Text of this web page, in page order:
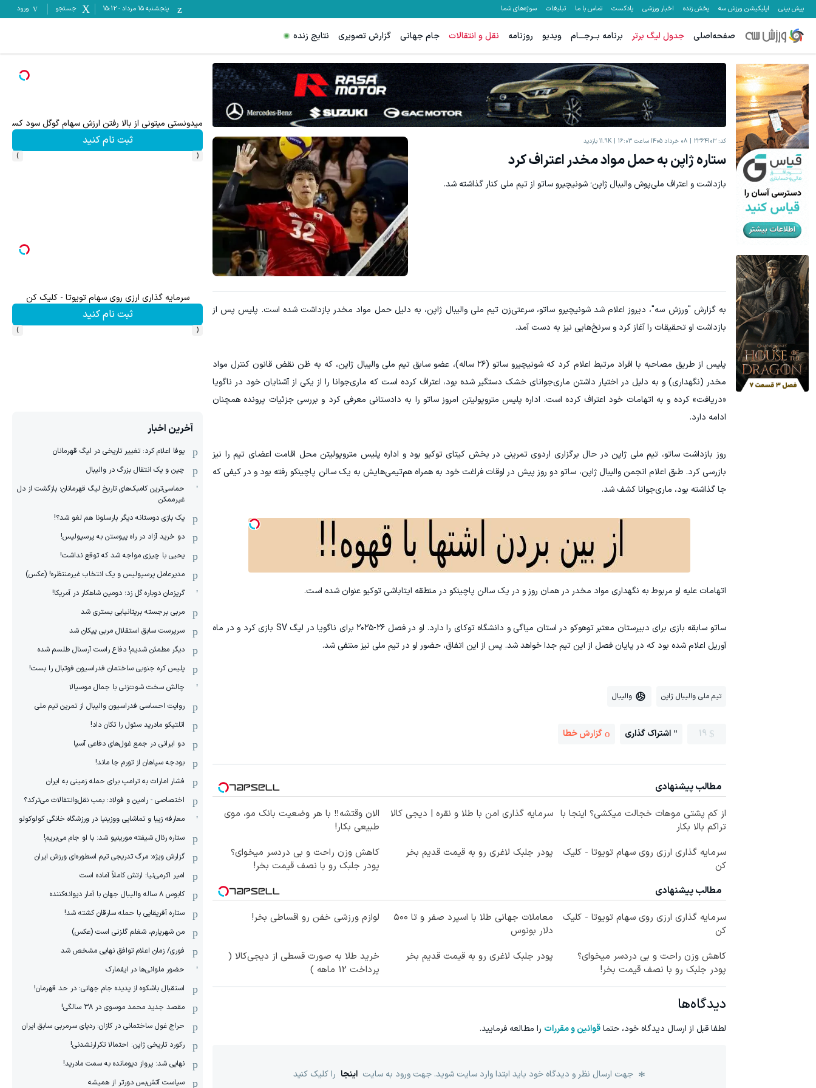
پیش بینی اپلیکیشن ورزش سه پخش زنده اخبار ورزشی پادکست تماس با ما تبلیغات سوژه‌های شما پنجشنبه ۱۵ مرداد -
15:12 جستجو ورود
صفحه‌اصلی جدول لیگ برتر برنامه بــرجـــام ویدیو روزنامه نقل و انتقالات جام جهانی گزارش تصویری نتایج زنده
کد: 2364103 08 خرداد 1405 ساعت 16:03 11.9K بازدید
ستاره ژاپن به حمل مواد مخدر اعتراف کرد
بازداشت و اعتراف ملی‌پوش والیبال ژاپن؛ شونیچیرو ساتو از تیم ملی کنار گذاشته شد.
به گزارش "ورزش سه"، دیروز اعلام شد شونیچیرو ساتو، سرعتی‌زن تیم ملی والیبال ژاپن، به دلیل حمل مواد مخدر بازداشت شده است. پلیس پس از
بازداشت او تحقیقات را آغاز کرد و سرنخ‌هایی نیز به دست آمد.
پلیس از طریق مصاحبه با افراد مرتبط اعلام کرد که شونیچیرو ساتو (۲۶ ساله)، عضو سابق تیم ملی والیبال ژاپن، که به ظن نقض قانون کنترل مواد
مخدر (نگهداری) و به دلیل در اختیار داشتن ماری‌جوانای خشک دستگیر شده بود، اعتراف کرده است که ماری‌جوانا را از یکی از آشنایان خود در ناگویا
«دریافت» کرده و به اتهامات خود اعتراف کرده است. اداره پلیس متروپولیتن امروز ساتو را به دادستانی معرفی کرد و بررسی جزئیات پرونده همچنان
ادامه دارد.
روز بازداشت ساتو، تیم ملی ژاپن در حال برگزاری اردوی تمرینی در بخش کیتای توکیو بود و اداره پلیس متروپولیتن محل اقامت اعضای تیم را نیز
بازرسی کرد. طبق اعلام انجمن والیبال ژاپن، ساتو دو روز پیش در اوقات فراغت خود به همراه هم‌تیمی‌هایش به یک سالن پاچینکو رفته بود و در کیفی که
جا گذاشته بود، ماری‌جوانا کشف شد.
اتهامات علیه او مربوط به نگهداری مواد مخدر در همان روز و در یک سالن پاچینکو در منطقه ایتاباشی توکیو عنوان شده است.
ساتو سابقه بازی برای دبیرستان معتبر توهوکو در استان میاگی و دانشگاه توکای را دارد. او در فصل ۲۶-۲۰۲۵ برای ناگویا در لیگ SV بازی کرد و در ماه
آوریل اعلام شده بود که در پایان فصل از این تیم جدا خواهد شد. پس از این اتفاق، حضور او در تیم ملی نیز منتفی شد.
تیم ملی والیبال ژاپن والیبال
19 اشتراک گذاری گزارش خطا
مطالب پیشنهادی
از کم پشتی موهات خجالت میکشی؟ اینجا با
تراکم بالا بکار
سرمایه گذاری امن با طلا و نقره | دیجی کالا
الان وقتشه‼️ با هر وضعیت بانک مو، موی
طبیعی بکار!
سرمایه گذاری ارزی روی سهام تویوتا - کلیک
کن
پودر جلبک لاغری رو به قیمت قدیم بخر
کاهش وزن راحت و بی دردسر میخوای؟
پودر جلبک رو با نصف قیمت بخر!
مطالب پیشنهادی
سرمایه گذاری ارزی روی سهام تویوتا - کلیک
کن
معاملات جهانی طلا با اسپرد صفر و تا ۵۰۰
دلار بونوس
لوازم ورزشی خفن رو اقساطی بخر!
کاهش وزن راحت و بی دردسر میخوای؟
پودر جلبک رو با نصف قیمت بخر!
پودر جلبک لاغری رو به قیمت قدیم بخر
خرید طلا به صورت قسطی از دیجی‌کالا (
پرداخت 12 ماهه )
دیدگاه‌ها
لطفا قبل از ارسال دیدگاه خود، حتماقوانین و مقررات را مطالعه فرمایید.
جهت ارسال نظر و دیدگاه خود باید ابتدا وارد سایت شوید. جهت ورود به سایت اینجا را کلیک کنید
میدونستی میتونی از بالا رفتن ارزش سهام گوگل سود کسب
ثبت نام کنید
‹
›
سرمایه گذاری ارزی روی سهام تویوتا - کلیک کن
ثبت نام کنید
‹
›
آخرین اخبار
یوفا اعلام کرد: تغییر تاریخی در لیگ قهرمانان
چین و یک انتقال بزرگ در والیبال
حماسی‌ترین کامبک‌های تاریخ لیگ قهرمانان؛ بازگشت از دل
غیرممکن
یک بازی دوستانه دیگر بارسلونا هم لغو شد؟!
دو خرید آزاد در راه پیوستن به پرسپولیس!
یحیی با چیزی مواجه شد که توقع نداشت!
مدیرعامل پرسپولیس و یک انتخاب غیرمنتظره! (عکس)
گریزمان دوباره گل زد؛ دومین شاهکار در آمریکا!
مربی برجسته بریتانیایی بستری شد
سرپرست سابق استقلال مربی پیکان شد
دیگر مطمئن شدیم! دفاع راست آرسنال طلسم شده
پلیس کره ‌جنوبی ساختمان فدراسیون فوتبال را بست!
چالش سخت شوت‌زنی با جمال موسیالا
روایت احساسی فدراسیون والیبال از تمرین تیم ملی
اتلتیکو مادرید سئول را تکان داد!
دو ایرانی در جمع غول‌های دفاعی آسیا
بودجه سپاهان از تورم جا ماند!
فشار امارات به ترامپ برای حمله زمینی به ایران
اختصاصی - رامین و فولاد: بمب نقل‌و‌انتقالات می‌ترکد؟
معارفه زیبا و تماشایی ووزینیا در ورزشگاه خانگی کولوکولو
ستاره رئال شیفته مورینیو شد: با او جام می‌بریم!
گزارش ویژه: مرگ تدریجی تیم اسطوره‌ای ورزش ایران
امیر اکرمی‌نیا: ارتش کاملاً آماده است
کابوس ۸ ساله والیبال جهان با آمار دیوانه‌کننده
ستاره آفریقایی با حمله سارقان کشته شد!
من شهریارم، شغلم گلزنی است (عکس)
فوری/ زمان اعلام توافق نهایی مشخص شد
حضور ملوانی‌ها در ایفمارک
استقبال باشکوه از پدیده جام جهانی: در حد قهرمان!
مقصد جدید محمد موسوی در ٣٨ سالگی!
حراج غول ساختمانی در کازان: ردپای سرمربی سابق ایران
رکورد تاریخی ژاپن: احتمالا تکرارنشدنی!
نهایی شد: پرواز دیومانده به سمت مادرید!
سیاست آتش‌بس دورتر از همیشه